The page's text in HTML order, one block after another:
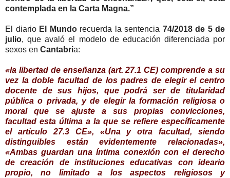
contemplada en la Carta Magna.”
El diario El Mundorecuerda la sentencia 74/2018 de 5 de
julio, que avaló el modelo de educación diferenciada por
sexos en Cantabria:
«la libertad de enseñanza (art. 27.1 CE) comprende a su
vez la doble facultad de los padres de elegir el centro
docente de sus hijos, que podrá ser de titularidad
pública o privada, y de elegir la formación religiosa o
moral que se ajuste a sus propias convicciones,
facultad esta última a la que se refiere específicamente
el artículo 27.3 CE», «Una y otra facultad, siendo
distinguibles están evidentemente relacionadas»,
«Ambas guardan una íntima conexión con el derecho
de creación de instituciones educativas con ideario
propio, no limitado a los aspectos religiosos y